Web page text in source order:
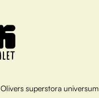
Olivers superstora universum